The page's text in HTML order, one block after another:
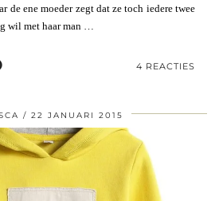
de ene moeder zegt dat ze toch iedere twee
wil met haar man …
4 REACTIES
22 JANUARI 2015